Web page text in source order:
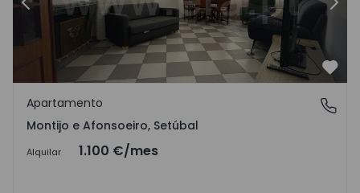
Anterior
Montijo e Afonsoeiro, Setúbal
Apartamento
Montijo e Afonsoeiro, Setúbal
Alquilar 1.100 €/mes